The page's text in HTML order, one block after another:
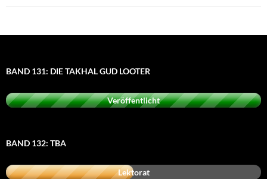
BAND 131: DIE TAKHAL GUD LOOTER
Veröffentlicht
BAND 132: TBA
Lektorat